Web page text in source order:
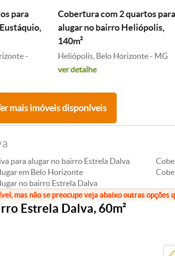
para
-
Cobertura com 2 quartos para
alugar no bairro Heliópolis,
140m²
Heliópolis, Belo Horizonte - MG
ver detalhe
mais imóveis disponíveis
para alugar no bairro Estrela Dalva
em Belo Horizonte
no bairro Estrela Dalva
mas não se preocupe veja abaixo outras opções
Estrela Dalva, 60m²